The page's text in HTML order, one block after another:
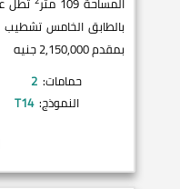
بمقدم 2,150,000 جنيه
حمامات: 2
النموذج: T14